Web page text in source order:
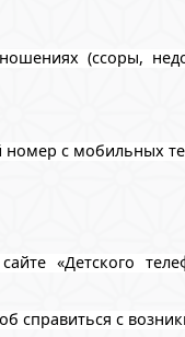
(ссоры,
с мобильных
«Детского
справиться с